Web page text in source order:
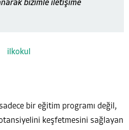
bizimle iletişime
bir eğitim programı değil,
keşfetmesini sağlayan